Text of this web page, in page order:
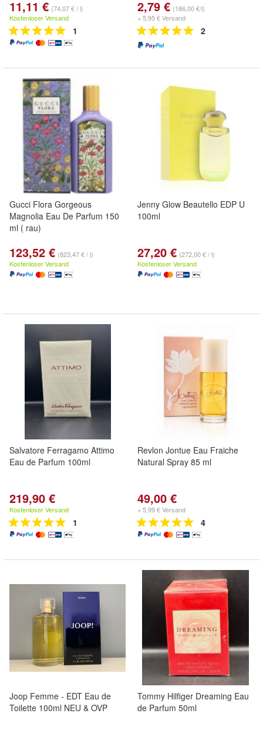
11,11 € (74,07 € / l)
Kostenloser Versand
1
2,79 € (186,00 €/l)
+ 5,95 € Versand
2
Gucci Flora Gorgeous
Magnolia Eau De Parfum 150
ml ( rau)
123,52 € (823,47 € / l)
Kostenloser Versand
Jenny Glow Beautello EDP U
100ml
27,20 € (272,00 € / l)
Kostenloser Versand
Salvatore Ferragamo Attimo
Eau de Parfum 100ml
219,90 €
Kostenloser Versand
1
Revlon Jontue Eau Fraiche
Natural Spray 85 ml
49,00 €
+ 5,99 € Versand
4
Joop Femme - EDT Eau de
Toilette 100ml NEU & OVP
Tommy Hilfiger Dreaming Eau
de Parfum 50ml